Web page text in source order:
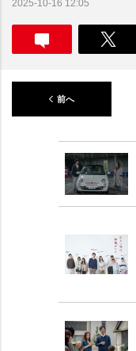
2025-10-16 12:05
前へ